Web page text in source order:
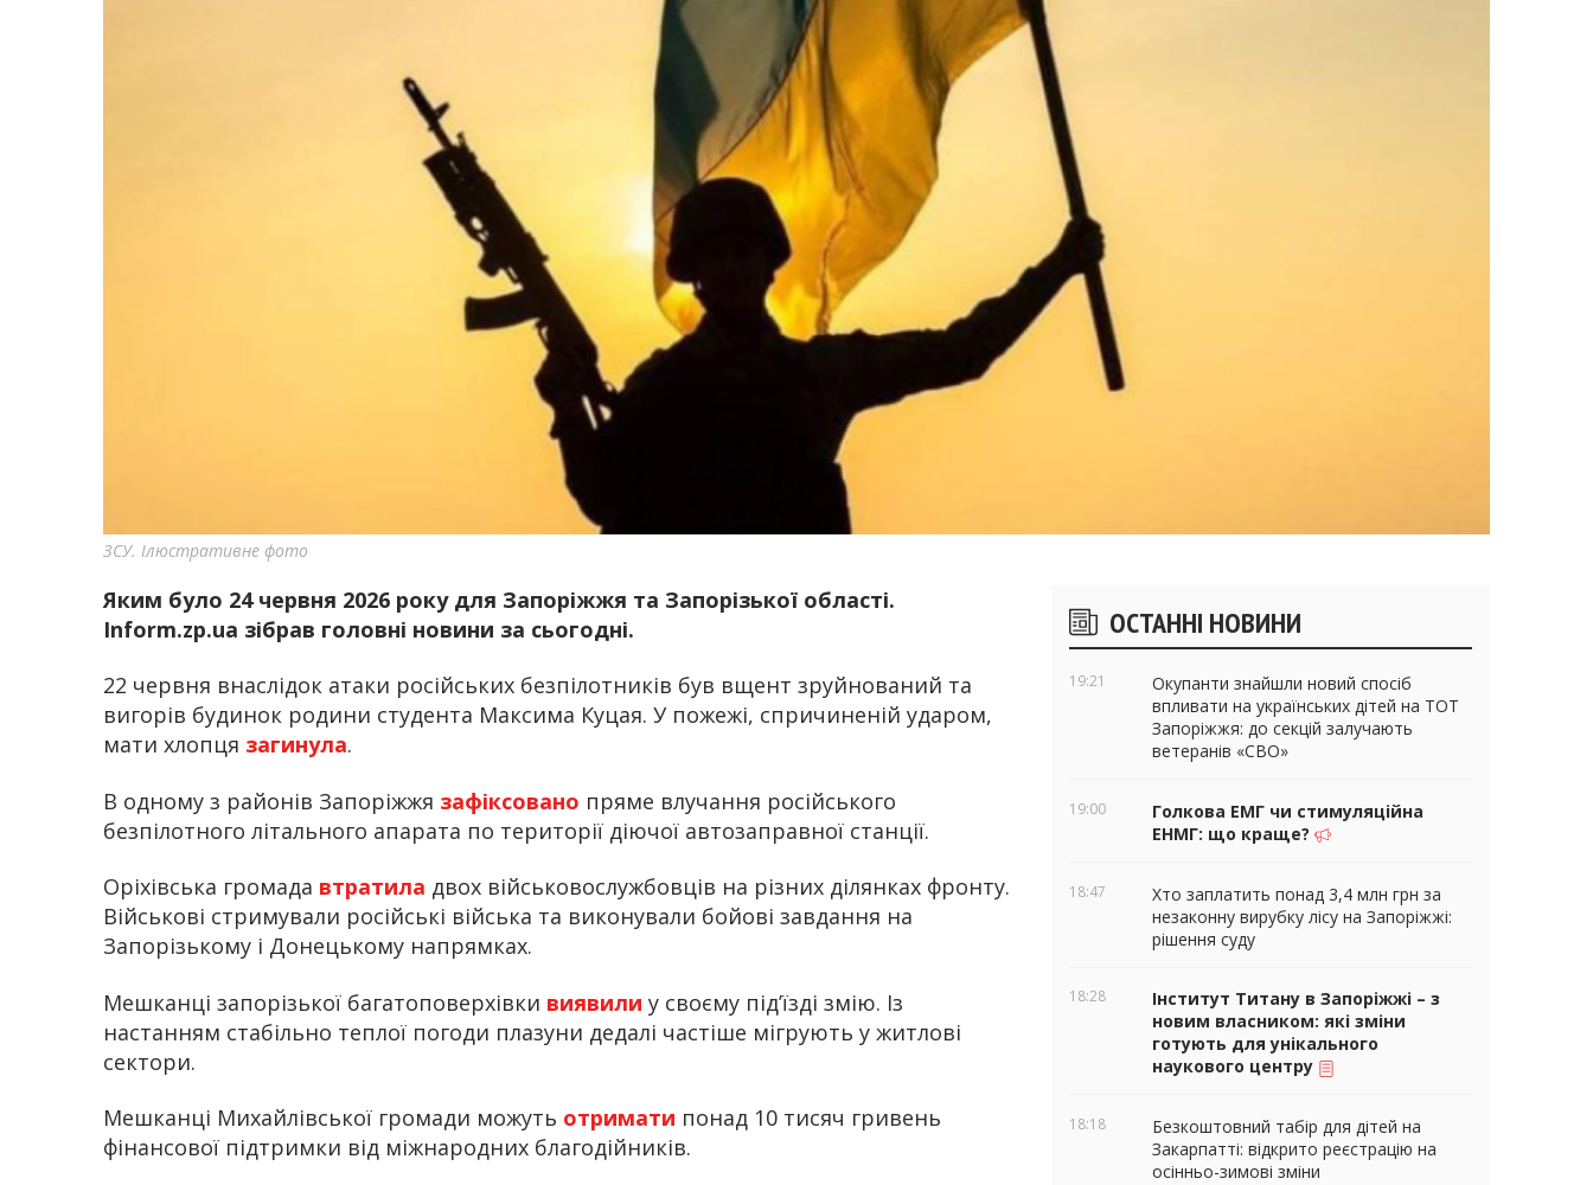
ЗСУ. Ілюстративне фото
Яким було 24 червня 2026 року для Запоріжжя та Запорізької області.
Inform.zp.ua зібрав головні новини за сьогодні.
22 червня внаслідок атаки російських безпілотників був вщент зруйнований та
вигорів будинок родини студента Максима Куцая. У пожежі, спричиненій ударом,
мати хлопця загинула.
В одному з районів Запоріжжя зафіксовано пряме влучання російського
безпілотного літального апарата по території діючої автозаправної станції.
Оріхівська громада втратила двох військовослужбовців на різних ділянках фронту.
Військові стримували російські війська та виконували бойові завдання на
Запорізькому і Донецькому напрямках.
Мешканці запорізької багатоповерхівки виявили у своєму під’їзді змію. Із
настанням стабільно теплої погоди плазуни дедалі частіше мігрують у житлові
сектори.
Мешканці Михайлівської громади можуть отримати понад 10 тисяч гривень
фінансової підтримки від міжнародних благодійників.
Бічні
віджети
ОСТАННІ НОВИНИ
19:21
Окупанти знайшли новий спосіб
впливати на українських дітей на ТОТ
Запоріжжя: до секцій залучають
ветеранів «СВО»
19:00
Голкова ЕМГ чи стимуляційна
ЕНМГ: що краще?
18:47
Хто заплатить понад 3,4 млн грн за
незаконну вирубку лісу на Запоріжжі:
рішення суду
18:28
Інститут Титану в Запоріжжі – з
новим власником: які зміни
готують для унікального
наукового центру
18:18
Безкоштовний табір для дітей на
Закарпатті: відкрито реєстрацію на
осінньо-зимові зміни